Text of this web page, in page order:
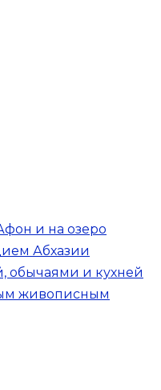
и на озеро
Абхазии
обычаями и кухней
живописным